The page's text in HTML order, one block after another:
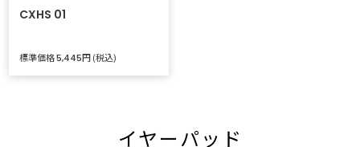
CXHS 01
標準価格5,445円 (税込)
イヤーパッド